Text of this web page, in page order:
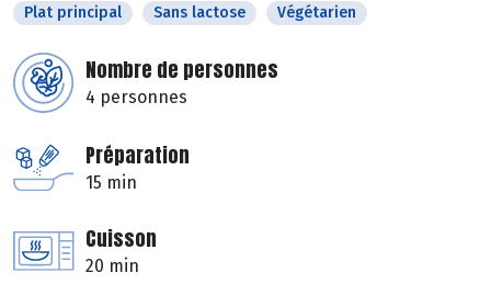
Plat principal Sans lactose Végétarien
Nombre de personnes
4 personnes
Préparation
15 min
Cuisson
20 min